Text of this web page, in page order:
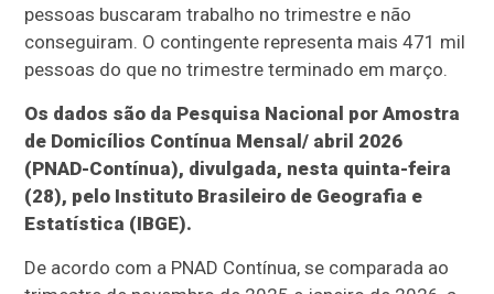
pessoas buscaram trabalho no trimestre e não
conseguiram. O contingente representa mais 471 mil
pessoas do que no trimestre terminado em março.
Os dados são da Pesquisa Nacional por Amostra
de Domicílios Contínua Mensal/ abril 2026
(PNAD-Contínua), divulgada, nesta quinta-feira
(28), pelo Instituto Brasileiro de Geografia e
Estatística (IBGE).
De acordo com a PNAD Contínua, se comparada ao